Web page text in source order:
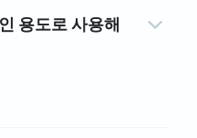
용도로 사용해